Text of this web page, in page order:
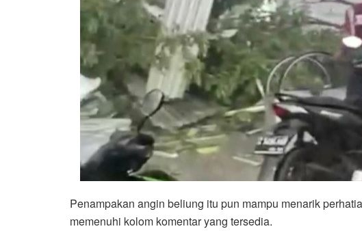
Penampakan angin beliung itu pun mampu menarik
memenuhi kolom komentar yang tersedia.